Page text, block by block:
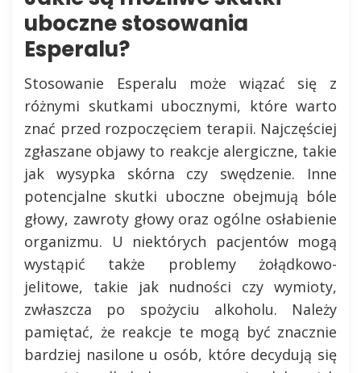
uboczne stosowania
Esperalu?
Stosowanie Esperalu może wiązać się z
różnymi skutkami ubocznymi, które warto
znać przed rozpoczęciem terapii. Najczęściej
zgłaszane objawy to reakcje alergiczne, takie
jak wysypka skórna czy swędzenie. Inne
potencjalne skutki uboczne obejmują bóle
głowy, zawroty głowy oraz ogólne osłabienie
organizmu. U niektórych pacjentów mogą
wystąpić także problemy żołądkowo-
jelitowe, takie jak nudności czy wymioty,
zwłaszcza po spożyciu alkoholu. Należy
pamiętać, że reakcje te mogą być znacznie
bardziej nasilone u osób, które decydują się